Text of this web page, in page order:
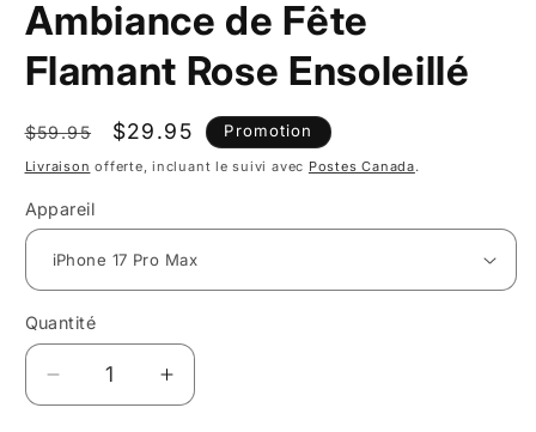
Ambiance de Fête
Flamant Rose Ensoleillé
Prix
habituel
$59.95
Prix
promotionnel
$29.95 Promotion
Livraison offerte, incluant le suivi avec Postes Canada.
Appareil
Quantité
Réduire
la
Augmenter
la